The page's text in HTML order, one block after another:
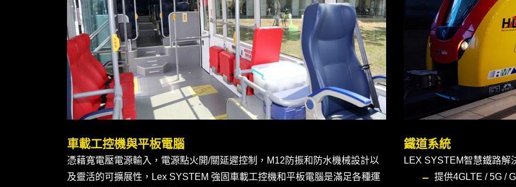
車載工控機與平板電腦
憑藉寬電壓電源輸入，電源點火開/關延遲控制，M12防振和防水機械設計以
及靈活的可擴展性，Lex SYSTEM 強固車載工控機和平板電腦是滿足各種運
鐵道系統
LEX SYSTEM智慧鐵路解
提供4GLTE / 5G /